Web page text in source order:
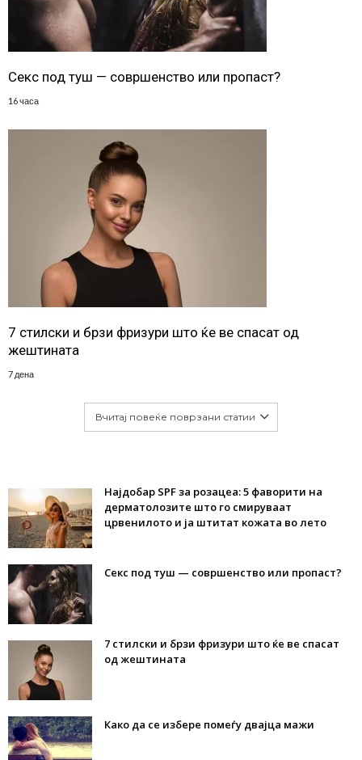
Секс под туш — совршенство или пропаст?
16 часа
7 стилски и брзи фризури што ќе ве спасат од
жештината
7 дена
Вчитај повеќе поврзани статии
Најдобар SPF за розацеа: 5 фаворити на
дерматолозите што го смируваат
црвенилото и ја штитат кожата во лето
Секс под туш — совршенство или пропаст?
7 стилски и брзи фризури што ќе ве спасат
од жештината
Како да се избере помеѓу двајца мажи